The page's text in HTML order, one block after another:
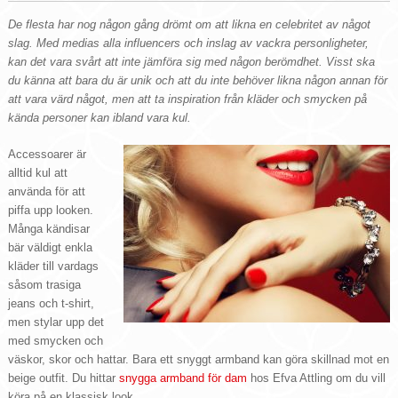
De flesta har nog någon gång drömt om att likna en celebritet av något
slag. Med medias alla influencers och inslag av vackra personligheter,
kan det vara svårt att inte jämföra sig med någon berömdhet. Visst ska
du känna att bara du är unik och att du inte behöver likna någon annan för
att vara värd något, men att ta inspiration från kläder och smycken på
kända personer kan ibland vara kul.
Accessoarer är
alltid kul att
använda för att
piffa upp looken.
Många kändisar
bär väldigt enkla
kläder till vardags
såsom trasiga
jeans och t-shirt,
men stylar upp det
med smycken och
väskor, skor och hattar. Bara ett snyggt armband kan göra skillnad mot en
beige outfit. Du hittar snygga armband för dam hos Efva Attling om du vill